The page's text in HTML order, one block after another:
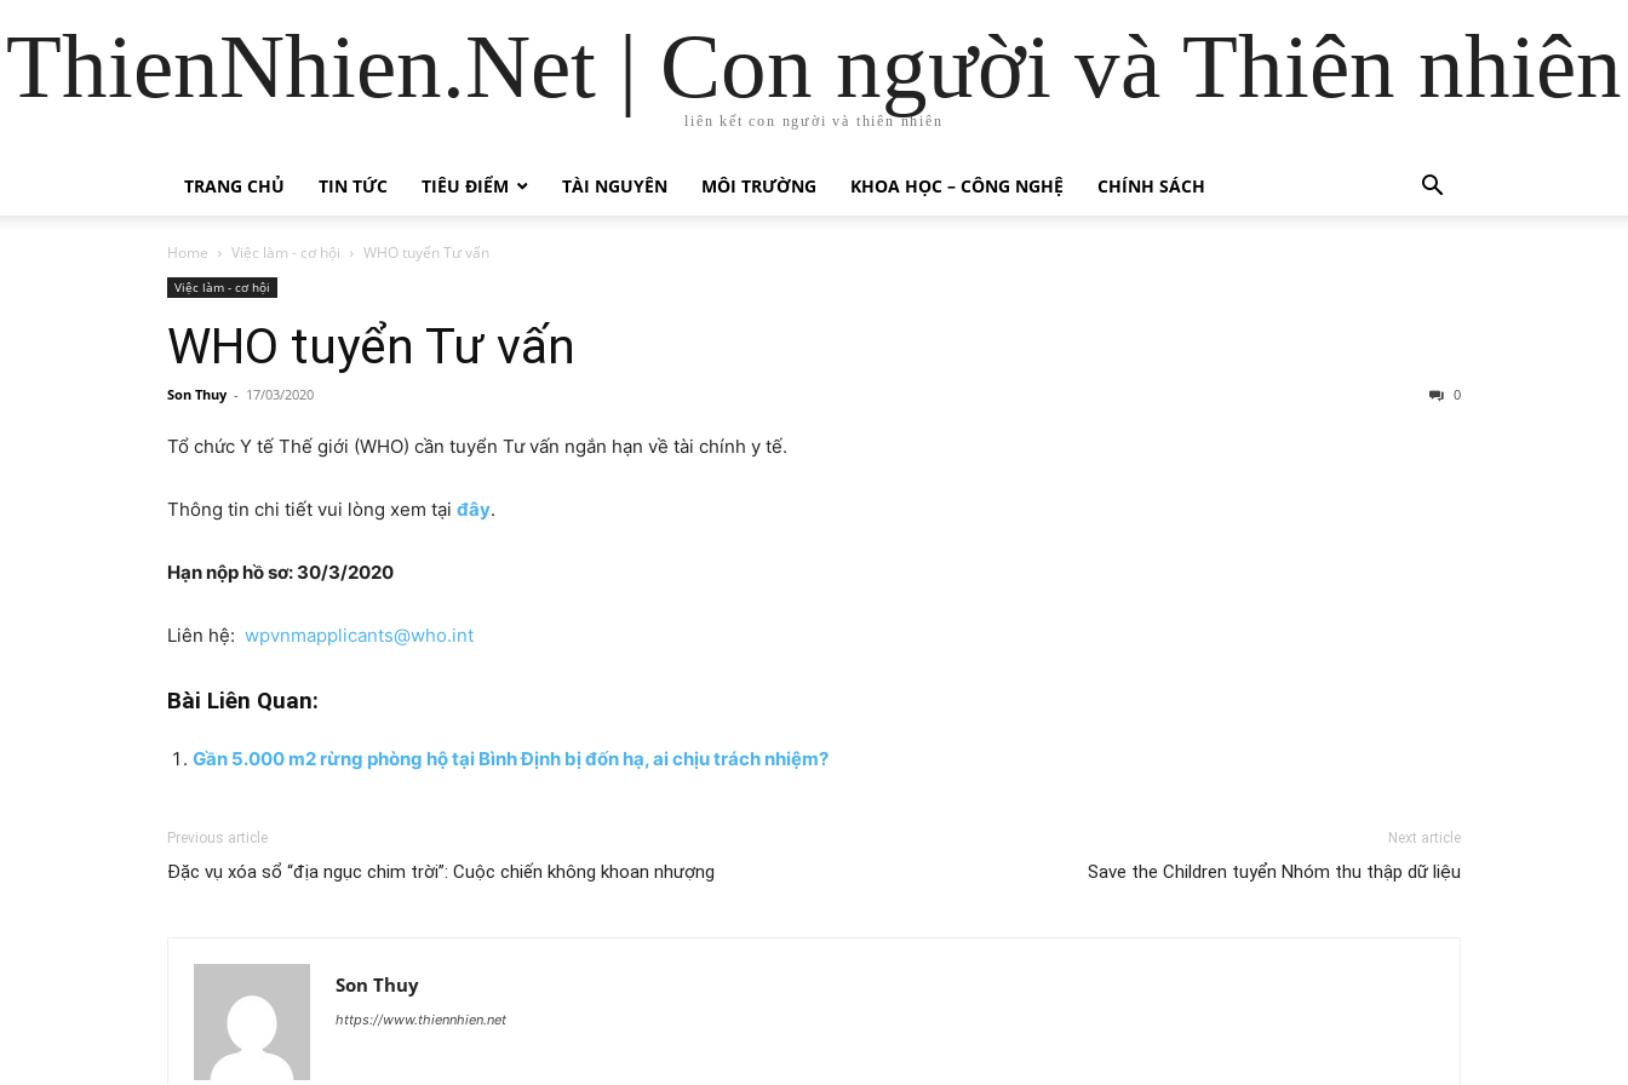
ThienNhien.Net | Con người và Thiên nhiên
liên kết con người và thiên nhiên
TRANG CHỦ TIN TỨC TIÊU ĐIỂM TÀI NGUYÊN MÔI TRƯỜNG KHOA HỌC – CÔNG NGHỆ CHÍNH SÁCH
Home Việc làm - cơ hội WHO tuyển Tư vấn
Việc làm - cơ hội
WHO tuyển Tư vấn
Son Thuy - 17/03/2020 0
Tổ chức Y tế Thế giới (WHO) cần tuyển Tư vấn ngắn hạn về tài chính y tế.
Thông tin chi tiết vui lòng xem tại đây.
Hạn nộp hồ sơ: 30/3/2020
Liên hệ: wpvnmapplicants@who.int
Bài Liên Quan:
Gần 5.000 m2 rừng phòng hộ tại Bình Định bị đốn hạ, ai chịu trách nhiệm?
Previous article
Đặc vụ xóa sổ “địa ngục chim trời”: Cuộc chiến không khoan nhượng
Next article
Save the Children tuyển Nhóm thu thập dữ liệu
Son Thuy
https://www.thiennhien.net